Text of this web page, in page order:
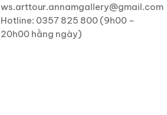
ws.arttour.annamgallery@gmail.com
Hotline: 0357 825 800 (9h00 –
20h00 hằng ngày)